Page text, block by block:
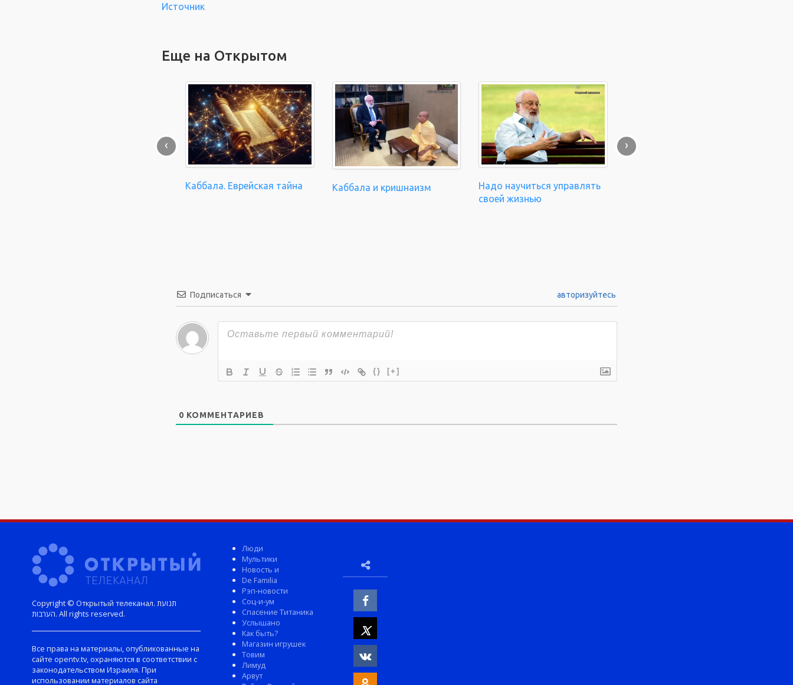
Источник
Еще на Открытом
Каббала. Еврейская тайна Каббала и кришнаизм
Надо научиться управлять
своей жизнью
‹ ›
Подписаться авторизуйтесь
{} [+]
0 КОММЕНТАРИЕВ
Copyright © Открытый телеканал. תנועת
הערבות. All rights reserved.
Все права на материалы, опубликованные на
сайте opentv.tv, охраняются в соответствии с
законодательством Израиля. При
использовании материалов сайта
Люди
Мультики
Новость и
De Familia
Рэп-новости
Соц-и-ум
Спасение Титаника
Услышано
Как быть?
Магазин игрушек
Товим
Лимуд
Арвут